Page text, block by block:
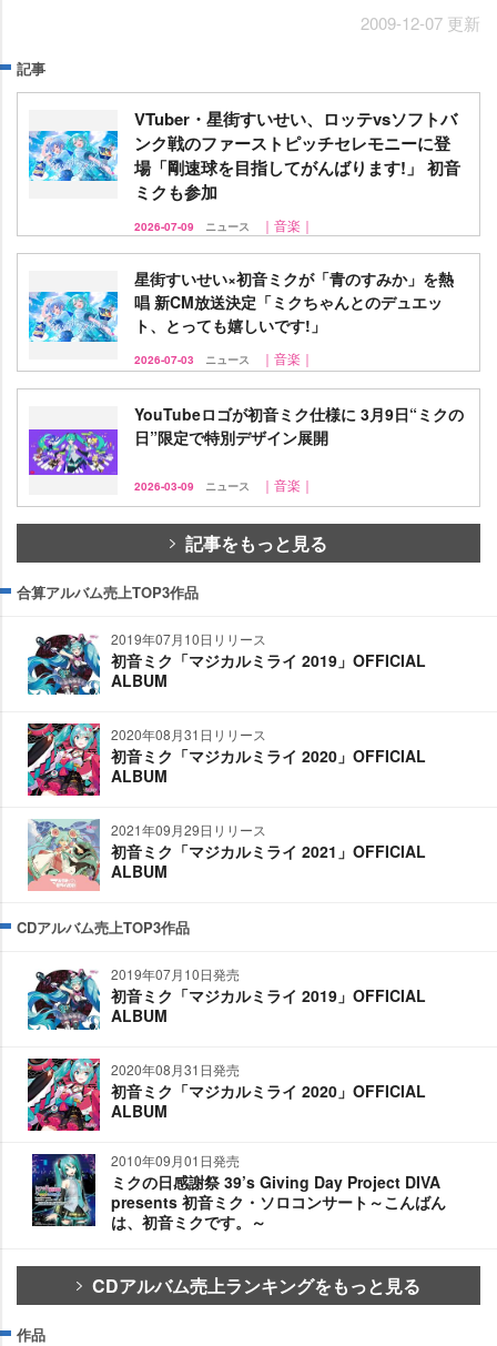
2009-12-07 更新
記事
VTuber・星街すいせい、ロッテvsソフトバ
ンク戦のファーストピッチセレモニーに登
場「剛速球を目指してがんばります!」 初音
ミクも参加
2026-07-09 ニュース ｜音楽｜
星街すいせい×初音ミクが「青のすみか」を熱
唱 新CM放送決定「ミクちゃんとのデュエッ
ト、とっても嬉しいです!」
2026-07-03 ニュース ｜音楽｜
YouTubeロゴが初音ミク仕様に 3月9日“ミクの
日”限定で特別デザイン展開
2026-03-09 ニュース ｜音楽｜
記事をもっと見る
合算アルバム売上TOP3作品
2019年07月10日リリース
初音ミク「マジカルミライ 2019」OFFICIAL
ALBUM
2020年08月31日リリース
初音ミク「マジカルミライ 2020」OFFICIAL
ALBUM
2021年09月29日リリース
初音ミク「マジカルミライ 2021」OFFICIAL
ALBUM
CDアルバム売上TOP3作品
2019年07月10日発売
初音ミク「マジカルミライ 2019」OFFICIAL
ALBUM
2020年08月31日発売
初音ミク「マジカルミライ 2020」OFFICIAL
ALBUM
2010年09月01日発売
ミクの日感謝祭 39’s Giving Day Project DIVA
presents 初音ミク・ソロコンサート～こんばん
は、初音ミクです。～
CDアルバム売上ランキングをもっと見る
作品